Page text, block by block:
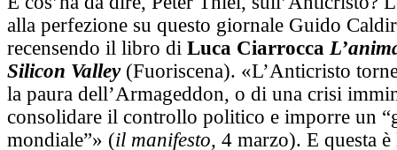
alla perfezione su questo giornale Guido
recensendo il libro di Luca Ciarrocca
Silicon Valley (Fuoriscena). «L’Anticristo
la paura dell’Armageddon, o di una crisi
consolidare il controllo politico e imporre un
mondiale”» (il manifesto, 4 marzo). E questa è